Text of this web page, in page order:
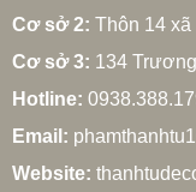
Cách
27/
Cơ sở 2: Thôn 14
Cơ sở 3: 134
Hotline:
Email:
Website: